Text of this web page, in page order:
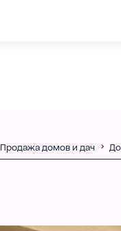
Продажа домов и дач